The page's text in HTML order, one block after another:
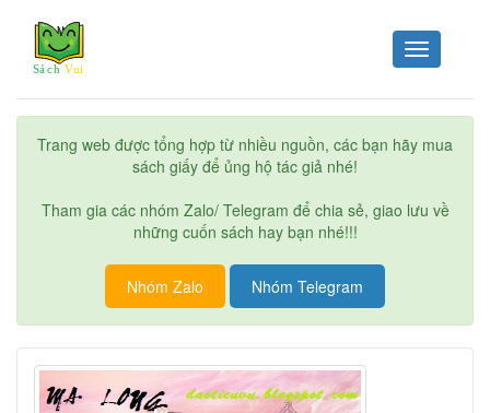
Toggle
navigation
Trang web được tổng hợp từ nhiều nguồn, các bạn hãy mua
sách giấy để ủng hộ tác giả nhé!
Tham gia các nhóm Zalo/ Telegram để chia sẻ, giao lưu về
những cuốn sách hay bạn nhé!!!
Nhóm Zalo Nhóm Telegram